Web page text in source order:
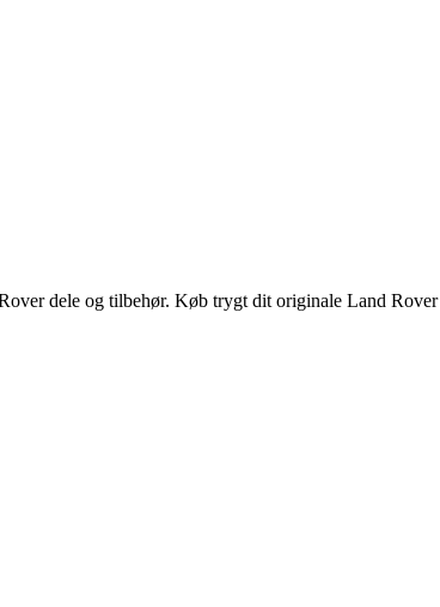
dele og tilbehør. Køb trygt dit originale Land